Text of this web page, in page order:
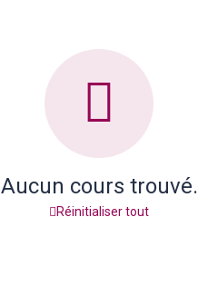
Aucun cours trouvé.
Réinitialiser tout